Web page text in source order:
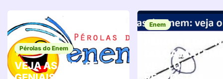
Pérolas do Enem
VEJA AS “FRASES
Enem
PÉROLAS DO
DIA DA
VEJA QUE